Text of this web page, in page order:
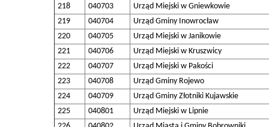
218
040703
Urząd Miejski w Gniewkowie
219
040704
Urząd Gminy Inowrocław
220
040705
Urząd Miejski w Janikowie
221
040706
Urząd Miejski w Kruszwicy
222
040707
Urząd Miejski w Pakości
223
040708
Urząd Gminy Rojewo
224
040709
Urząd Gminy Złotniki Kujawskie
225
040801
Urząd Miejski w Lipnie